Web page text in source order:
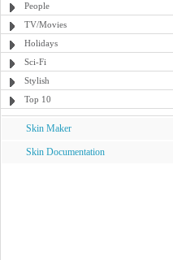
People
TV/Movies
Holidays
Sci-Fi
Stylish
Top 10
Skin Maker
Skin Documentation